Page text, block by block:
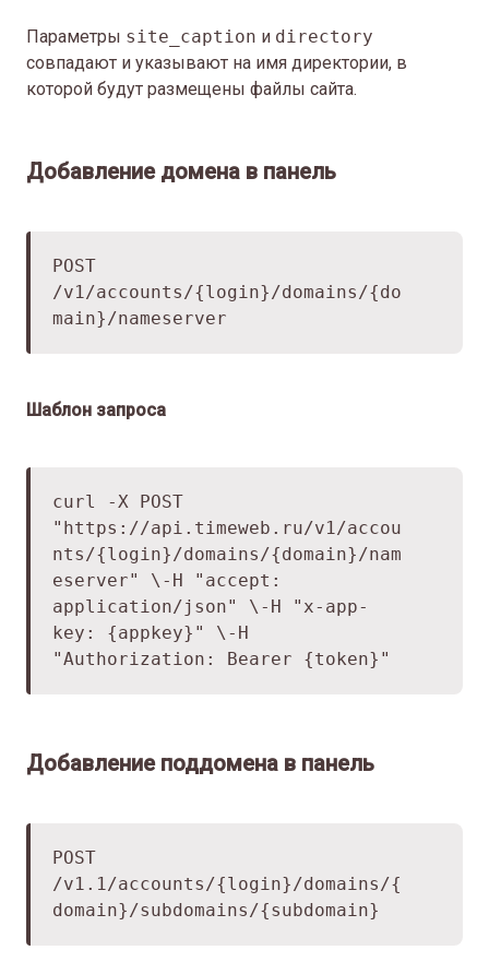
Параметры site_caption и directory
совпадают и указывают на имя директории, в
которой будут размещены файлы сайта.
Добавление домена в панель
POST
/v1/accounts/{login}/domains/{do
main}/nameserver
Шаблон запроса
curl -X POST
" https://api.timeweb.ru/v1/accou
nts/{login}/domains/{domain}/nam
eserver" \ -H "accept:
application/json" \ -H "x-app-
key: {appkey}" \ -H
"Authorization: Bearer {token}"
Добавление поддомена в панель
POST
/v1.1/accounts/{login}/domains/{
domain}/subdomains/{subdomain}